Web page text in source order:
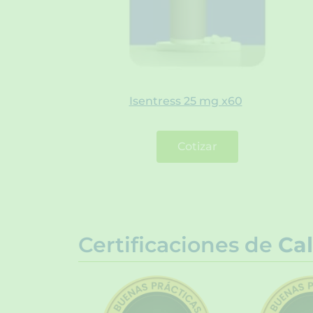
Isentress 25 mg x60
Cotizar
Certificaciones de